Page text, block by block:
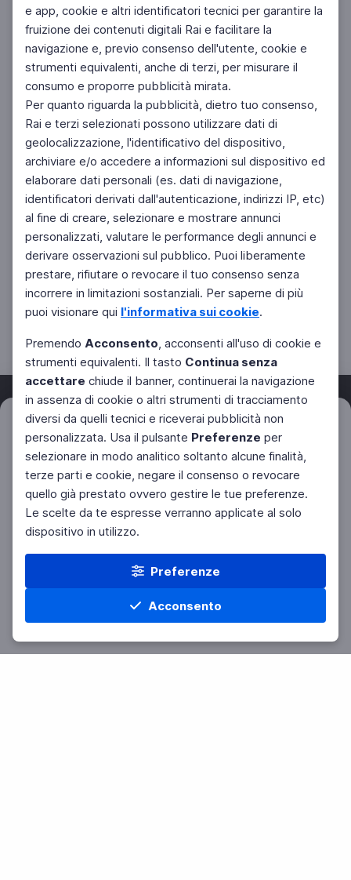
e app, cookie e altri identificatori tecnici per garantire la
fruizione dei contenuti digitali Rai e facilitare la
navigazione e, previo consenso dell'utente, cookie e
strumenti equivalenti, anche di terzi, per misurare il
consumo e proporre pubblicità mirata.
Per quanto riguarda la pubblicità, dietro tuo consenso,
Rai e terzi selezionati possono utilizzare dati di
geolocalizzazione, l'identificativo del dispositivo,
archiviare e/o accedere a informazioni sul dispositivo ed
elaborare dati personali (es. dati di navigazione,
identificatori derivati dall'autenticazione, indirizzi IP, etc)
al fine di creare, selezionare e mostrare annunci
personalizzati, valutare le performance degli annunci e
derivare osservazioni sul pubblico. Puoi liberamente
prestare, rifiutare o revocare il tuo consenso senza
incorrere in limitazioni sostanziali. Per saperne di più
puoi visionare qui l'informativa sui cookie.
Premendo Acconsento, acconsenti all'uso di cookie e
strumenti equivalenti. Il tasto Continua senza
accettare chiude il banner, continuerai la navigazione
in assenza di cookie o altri strumenti di tracciamento
diversi da quelli tecnici e riceverai pubblicità non
personalizzata. Usa il pulsante Preferenze per
selezionare in modo analitico soltanto alcune finalità,
terze parti e cookie, negare il consenso o revocare
quello già prestato ovvero gestire le tue preferenze.
Le scelte da te espresse verranno applicate al solo
dispositivo in utilizzo.
Preferenze
Acconsento
Home Materie Cerca Menu
Filtri Azzera
Facebook Twitter Instagram